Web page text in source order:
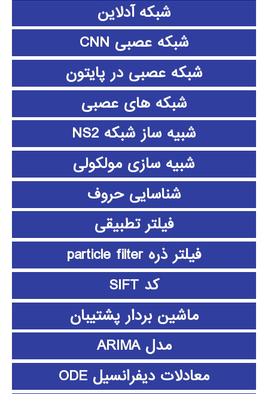
شبکه آدلاین
شبکه عصبی CNN
شبکه عصبی در پایتون
شبکه های عصبی
شبیه ساز شبکه NS2
شبیه سازی مولکولی
شناسایی حروف
فیلتر تطبیقی
فیلتر ذره particle filter
کد SIFT
ماشین بردار پشتیبان
مدل ARIMA
معادلات دیفرانسیل ODE